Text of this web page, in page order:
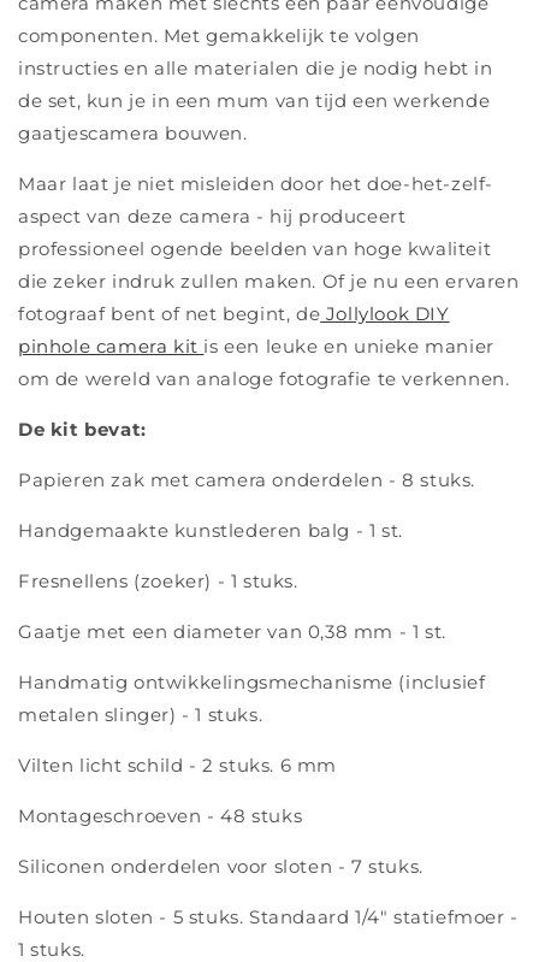
componenten. Met gemakkelijk te volgen
instructies en alle materialen die je nodig hebt in
de set, kun je in een mum van tijd een werkende
gaatjescamera bouwen.
Maar laat je niet misleiden door het doe-het-zelf-
aspect van deze camera - hij produceert
professioneel ogende beelden van hoge kwaliteit
die zeker indruk zullen maken. Of je nu een ervaren
fotograaf bent of net begint, de Jollylook DIY
pinhole camera kit is een leuke en unieke manier
om de wereld van analoge fotografie te verkennen.
De kit bevat:
Papieren zak met camera onderdelen - 8 stuks.
Handgemaakte kunstlederen balg - 1 st.
Fresnellens (zoeker) - 1 stuks.
Gaatje met een diameter van 0,38 mm - 1 st.
Handmatig ontwikkelingsmechanisme (inclusief
metalen slinger) - 1 stuks.
Vilten licht schild - 2 stuks. 6 mm
Montageschroeven - 48 stuks
Siliconen onderdelen voor sloten - 7 stuks.
Houten sloten - 5 stuks. Standaard 1/4" statiefmoer -
1 stuks.